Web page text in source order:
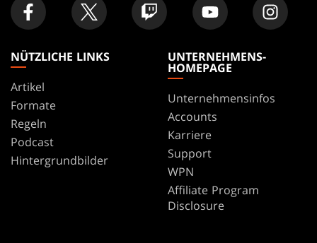
NÜTZLICHE LINKS
Artikel
Formate
Regeln
Podcast
Hintergrundbilder
UNTERNEHMENS-
HOMEPAGE
Unternehmensinfos
Accounts
Karriere
Support
WPN
Affiliate Program
Disclosure